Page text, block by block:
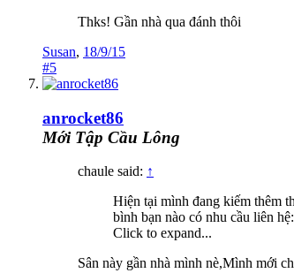
Thks! Gần nhà qua đánh thôi
Susan, 18/9/15
#5
anrocket86
Mới Tập Cầu Lông
chaule said: ↑
Hiện tại mình đang kiếm thêm
bình bạn nào có nhu cầu liên
Click to expand...
Sân này gần nhà mình nè,Mình mới